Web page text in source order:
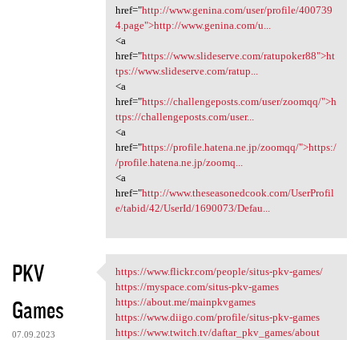
href="http://www.genina.com/user/profile/400739
4.page">http://www.genina.com/u...
<a
href="https://www.slideserve.com/ratupoker88">ht
tps://www.slideserve.com/ratup...
<a
href="https://challengeposts.com/user/zoomqq/">h
ttps://challengeposts.com/user...
<a
href="https://profile.hatena.ne.jp/zoomqq/">https:/
/profile.hatena.ne.jp/zoomq...
<a
href="http://www.theseasonedcook.com/UserProfil
e/tabid/42/UserId/1690073/Defau...
PKV
Games
07.09.2023
https://www.flickr.com/people
https://www.flickr.com/people/situs-pkv-games/
https://myspace.com/situs-pkv-games
https://about.me/mainpkvgames
https://www.diigo.com/profile/situs-pkv-games
https://www.twitch.tv/daftar_pkv_games/about